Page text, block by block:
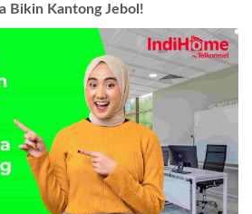
Bikin Kantong Jebol!